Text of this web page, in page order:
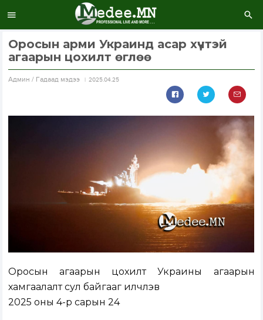
Оросын арми Украинд асар хүчтэй
агаарын цохилт өглөө
Aдмин / Гадаад мэдээ 2025.04.25
Оросын агаарын цохилт Украины агаарын
хамгаалалт сул байгааг илчлэв
2025 оны 4-р сарын 24